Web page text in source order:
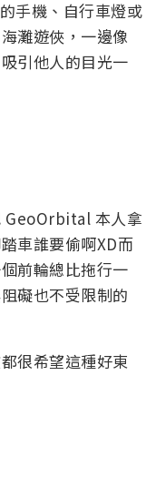
供USB接口，
啊啊啊啊，有了
機、自行車燈或
灘遊俠，一邊像
引他人的目光一